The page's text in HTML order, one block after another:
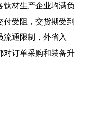
钛材生产企业均满负
受阻，交货期受到
流通限制，外省入
对订单采购和装备升